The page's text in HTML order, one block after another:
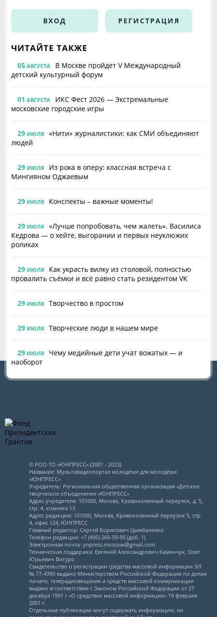
ВХОД РЕГИСТРАЦИЯ
ЧИТАЙТЕ ТАКЖЕ
05 АВГУСТА
В Москве пройдет V Международный
детский культурный форум
01 АВГУСТА
ИКС Фест 2026 — Экстремальные
московские городские игры
29 ИЮЛЯ
«Нити» журналистики: как СМИ объединяют
людей
29 ИЮЛЯ
Из рока в оперу: классная встреча с
Мингияном Оджаевым
29 ИЮЛЯ Конспекты – важные моменты!
29 ИЮЛЯ
«Лучше попробовать, чем жалеть». Василиса
Кедрова — о хейте, выгорании и первых неуклюжих
роликах
29 ИЮЛЯ
Как украсть вилку из столовой, полностью
провалить съёмки и всё равно стать резидентом VK
29 ИЮЛЯ Творчество в простом
29 ИЮЛЯ Творческие люди в нашем мире
29 ИЮЛЯ
Чему медийные дети учат вожатых — и
наоборот
© РОО ТО «ЮНПРЕСС» (2001 - 2023)
Название: Мультивидеопортал молодёжи для молодёжи
«ЮНПРЕСС»
Учредитель: Региональная общественная организация «Детское
творческое объединение «ЮНПРЕСС»
Адрес учредителя: 101000, Москва, Кривоколенный переулок, д. 5,
стр. 4, комната 13
Адрес редакции: 101000, Москва, Кривоколенный переулок 5, стр.
4, офис 124, ЮНПРЕСС
Главный редактор: Сергей Борисович Цымбаленко
Телефон редакции: +7 (495) 260-59-95 (доб. 1)
Электронная почта: ynpress.moscow@gmail.com
Техническая поддержка: Евгений Александрович Каменчук, Олег
Юрьевич Вигуро
Свидетельство о регистрации средства массовой информации ЭЛ
№ 77-4390 выдано Министерством Российской Федерации по делам
печати, телерадиовещания и средств массовой коммуникации
выдано в соответствии с Законом Российской Федерации от 27
декабря 1991 г «О средствах массовой информации» 19 февраля
2001 г.
Отдельные публикации могут содержать информацию, не